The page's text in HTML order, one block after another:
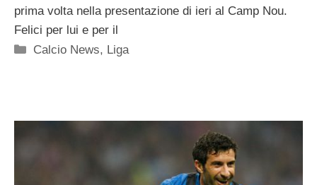
prima volta nella presentazione di ieri al Camp Nou.
Felici per lui e per il
Categorie
Calcio News, Liga